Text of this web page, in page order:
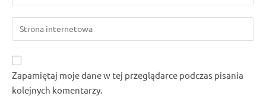
username
to
comment
email
address
to
comment
URL
(optional)
Zapamiętaj moje dane w tej przeglądarce podczas pisania
kolejnych komentarzy.